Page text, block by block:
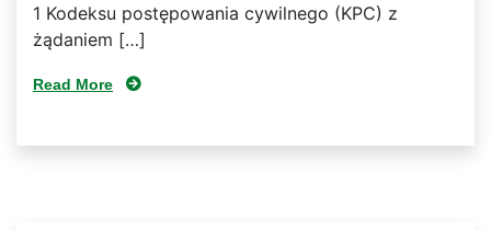
1 Kodeksu postępowania cywilnego (KPC) z
żądaniem […]
Read More